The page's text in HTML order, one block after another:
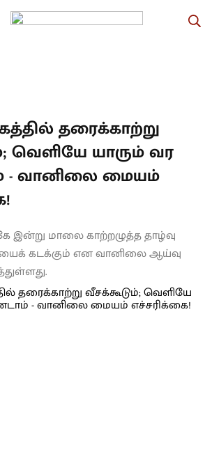
தரைக்காற்று
வெளியே யாரும் வர
வானிலை மையம்
மாலை காற்றழுத்த தாழ்வு
கடக்கும் என வானிலை ஆய்வு